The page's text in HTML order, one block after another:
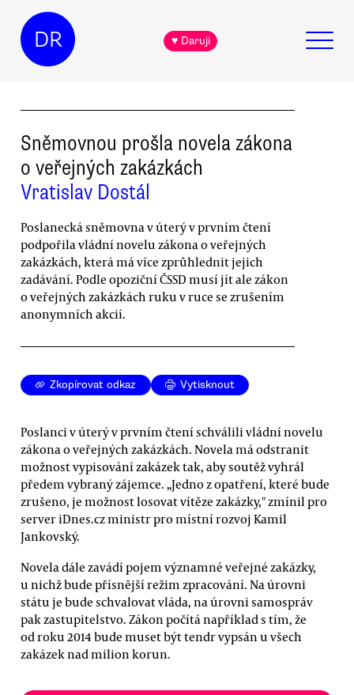
DR ♥ Daruji
Sněmovnou prošla novela zákona
o veřejných zakázkách
Vratislav Dostál
Poslanecká sněmovna v úterý v prvním čtení
podpořila vládní novelu zákona o veřejných
zakázkách, která má více zprůhlednit jejich
zadávání. Podle opoziční ČSSD musí jít ale zákon
o veřejných zakázkách ruku v ruce se zrušením
anonymních akcií.
Zkopírovat odkaz Vytisknout
Poslanci v úterý v prvním čtení schválili vládní novelu
zákona o veřejných zakázkách. Novela má odstranit
možnost vypisování zakázek tak, aby soutěž vyhrál
předem vybraný zájemce. „Jedno z opatření, které bude
zrušeno, je možnost losovat vítěze zakázky," zmínil pro
server iDnes.cz ministr pro místní rozvoj Kamil
Jankovský.
Novela dále zavádí pojem významné veřejné zakázky,
u nichž bude přísnější režim zpracování. Na úrovni
státu je bude schvalovat vláda, na úrovni samospráv
pak zastupitelstvo. Zákon počítá například s tím, že
od roku 2014 bude muset být tendr vypsán u všech
zakázek nad milion korun.